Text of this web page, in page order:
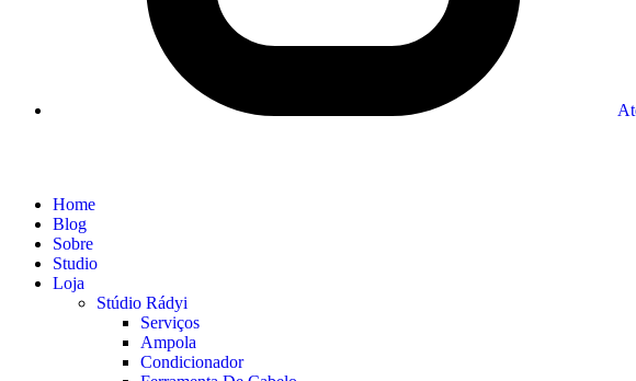
Home
Blog
Sobre
Studio
Loja
Stúdio Rádyi
Serviços
Ampola
Condicionador